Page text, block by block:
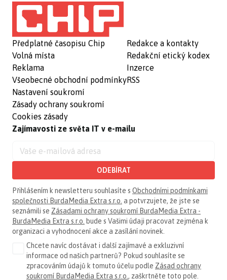
Předplatné časopisu Chip
Volná místa
Reklama
Všeobecné obchodní podmínky
Nastavení soukromí
Zásady ochrany soukromí
Cookies zásady
Redakce a kontakty
Redakční etický kodex
Inzerce
RSS
Zajímavosti ze světa IT v e-mailu
ODEBÍRAT
Přihlášením k newsletteru souhlasíte s Obchodními podmínkami
společnosti BurdaMedia Extra s.r.o. a potvrzujete, že jste se
seznámili se Zásadami ochrany soukromí BurdaMedia Extra -
BurdaMedia Extra s.r.o. bude s Vašimi údaji pracovat zejména k
organizaci a vyhodnocení akce a zasílání novinek.
Chcete navíc dostávat i další zajímavé a exkluzivní
informace od našich partnerů? Pokud souhlasíte se
zpracováním údajů k tomuto účelu podle Zásad ochrany
soukromí BurdaMedia Extra s.r.o. , zaškrtněte toto pole.